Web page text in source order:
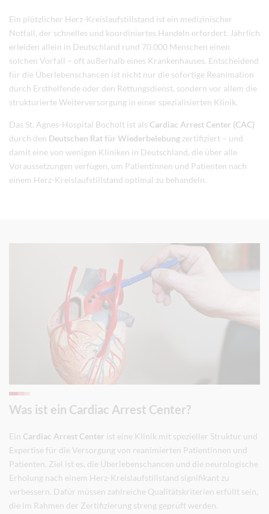
Ein plötzlicher Herz-Kreislaufstillstand ist ein medizinischer
Notfall, der schnelles und koordiniertes Handeln erfordert. Jährlich
erleiden allein in Deutschland rund 70.000 Menschen einen
solchen Vorfall – oft außerhalb eines Krankenhauses. Entscheidend
für die Überlebenschancen ist nicht nur die sofortige Reanimation
durch Ersthelfende oder den Rettungsdienst, sondern vor allem die
strukturierte Weiterversorgung in einer spezialisierten Klinik.
Das St. Agnes-Hospital Bocholt ist als Cardiac Arrest Center (CAC)
durch den Deutschen Rat für Wiederbelebung zertifiziert – und
damit eine von wenigen Kliniken in Deutschland, die über alle
Voraussetzungen verfügen, um Patientinnen und Patienten nach
einem Herz-Kreislaufstillstand optimal zu behandeln.
Was ist ein Cardiac Arrest Center?
Ein Cardiac Arrest Center ist eine Klinik mit spezieller Struktur und
Expertise für die Versorgung von reanimierten Patientinnen und
Patienten. Ziel ist es, die Überlebenschancen und die neurologische
Erholung nach einem Herz-Kreislaufstillstand signifikant zu
verbessern. Dafür müssen zahlreiche Qualitätskriterien erfüllt sein,
die im Rahmen der Zertifizierung streng geprüft werden.